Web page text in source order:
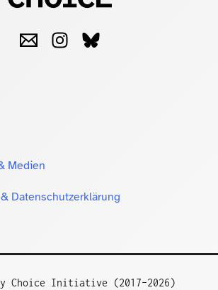
Medien
Datenschutzerklärung
Choice Initiative (2017–2026)